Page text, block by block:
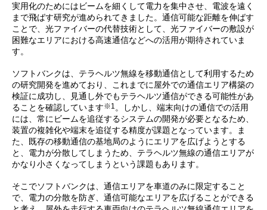
実用化のためにはビームを細くして電力を集中させ、電波を遠く
まで飛ばす研究が進められてきました。通信可能な距離を伸ばす
ことで、光ファイバーの代替技術として、光ファイバーの敷設が
困難なエリアにおける高速通信などへの活用が期待されていま
す。
ソフトバンクは、テラヘルツ無線を移動通信として利用するため
の研究開発を進めており、これまでに屋外での通信エリア構築の
検証に成功し、見通し外でもテラヘルツ通信ができる可能性があ
ることを確認しています※1 。しかし、端末向けの通信での活用
には、常にビームを追従するシステムの開発が必要となるため、
装置の複雑化や端末を追従する精度が課題となっています。ま
た、既存の移動通信の基地局のようにエリアを広げようとする
と、電力が分散してしまうため、テラヘルツ無線の通信エリアが
かなり小さくなってしまうという課題もあります。
そこでソフトバンクは、通信エリアを車道のみに限定すること
で、電力の分散を防ぎ、通信可能なエリアを広げることができる